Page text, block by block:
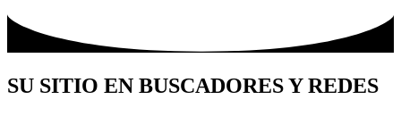
SU SITIO EN BUSCADORES Y REDES